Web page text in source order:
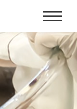
홈
이
지
네
비
게
이